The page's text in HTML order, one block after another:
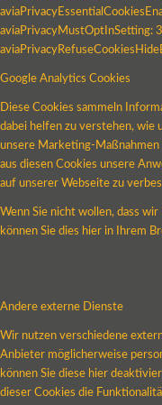
aviaPrivacyMustOptInSetting:
Google Analytics Cookies
Diese Cookies sammeln
dabei helfen zu verstehen,
unsere Marketing-
aus diesen Cookies unsere
auf unserer Webseite zu
Wenn Sie nicht wollen, dass
können Sie dies hier in Ihrem
Andere externe Dienste
Wir nutzen verschiedene
Anbieter möglicherweise
können Sie diese hier
dieser Cookies die